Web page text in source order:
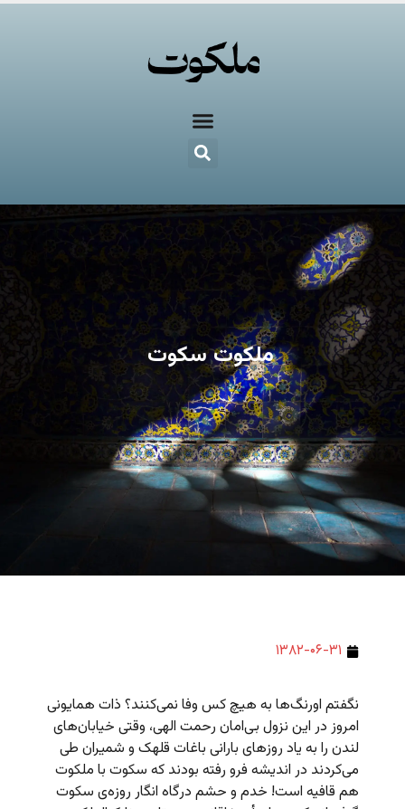
ملکوت سکوت
۱۳۸۲-۰۶-۳۱
نگفتم اورنگ‌ها به هیچ کس وفا نمی‌کنند؟ ذات همایونی
امروز در این نزول بی‌امان رحمت الهی، وقتی خیابان‌های
لندن را به یاد روزهای بارانی باغات قلهک و شمیران طی
می‌کردند در اندیشه فرو رفته بودند که سکوت با ملکوت
هم قافیه است! خدم و حشم درگاه انگار روزه‌ی سکوت